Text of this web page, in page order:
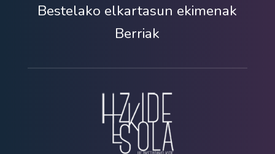
Bestelako elkartasun ekimenak
Berriak